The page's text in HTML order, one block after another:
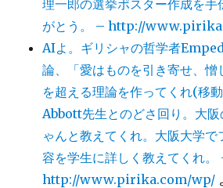
理一郎の選挙ポスター作成を手
がとう。 – http://
AIよ。ギリシャの哲学者
論、「愛はものを引き寄せ、憎
を超える理論を作ってくれ(移
Abbott先生とのどさ回り。大阪
ゃんと教えてくれ。大阪大学で
容を学生に詳しく教えてくれ。
http://www.pirika.com/wp/